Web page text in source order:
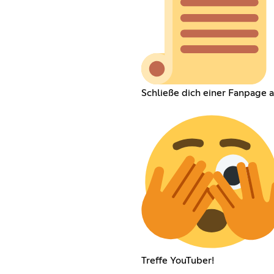
Schließe dich einer Fanpage
Treffe YouTuber!